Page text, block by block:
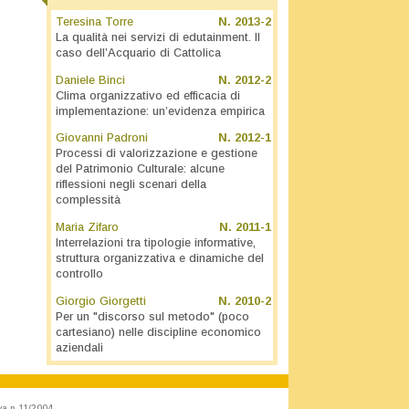
N. 2013-2
Teresina Torre
La qualità nei servizi di edutainment. Il
caso dell’Acquario di Cattolica
N. 2012-2
Daniele Binci
Clima organizzativo ed efficacia di
implementazione: un’evidenza empirica
N. 2012-1
Giovanni Padroni
Processi di valorizzazione e gestione
del Patrimonio Culturale: alcune
riflessioni negli scenari della
complessità
N. 2011-1
Maria Zifaro
Interrelazioni tra tipologie informative,
struttura organizzativa e dinamiche del
controllo
N. 2010-2
Giorgio Giorgetti
Per un "discorso sul metodo" (poco
cartesiano) nelle discipline economico
aziendali